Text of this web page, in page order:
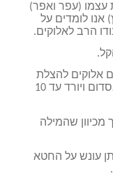
עצמו (עפר ואפר)
אנו לומדים על
הרב לאלוקים.
אלוקים להצלת
סדום, הוא מתחיל ב-50 אנשים צדיקים בסדום ויורד עד 10
שהמילה
עונש על החטא